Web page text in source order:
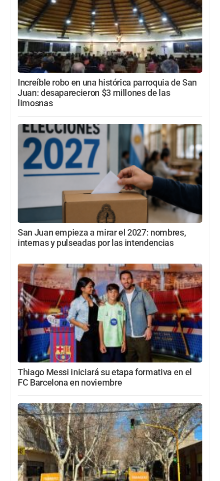
Increíble robo en una histórica parroquia de San
Juan: desaparecieron $3 millones de las
limosnas
San Juan empieza a mirar el 2027: nombres,
internas y pulseadas por las intendencias
Thiago Messi iniciará su etapa formativa en el
FC Barcelona en noviembre